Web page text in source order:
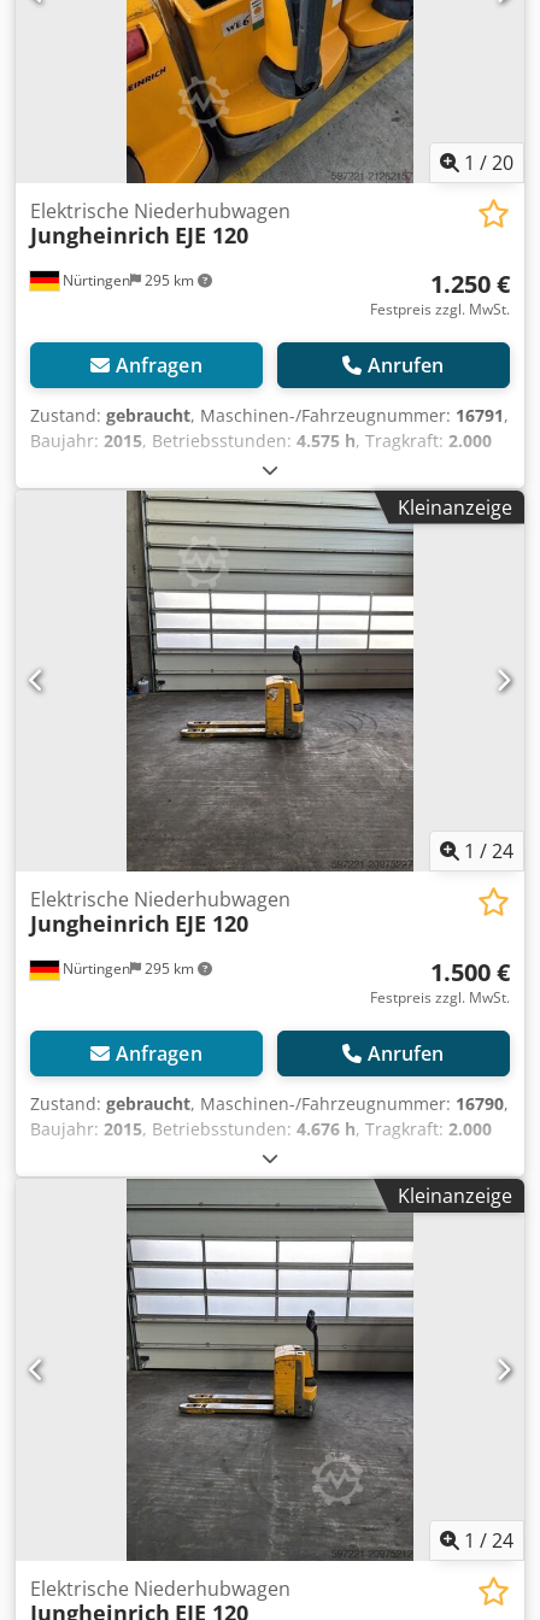
1 /20
Nürtingen 295 km
Elektrische Niederhubwagen
Jungheinrich EJE 120
1.250 €
Festpreis zzgl. MwSt.
Anfragen Anrufen
Zustand: gebraucht, Maschinen-/Fahrzeugnummer: 16791,
Baujahr: 2015, Betriebsstunden: 4.575 h, Tragkraft: 2.000
, Lastschwerpunkt:
Kraftstofftyp:elektrisch, Masttyp:Sonstige, Bauhöhe:
, Batteriespannung: 24 V, Gabellänge:1.150 mm,
Gesamtgewicht:551 kg, 5078336 Seriennummer: 98133439
Cjdpfxsyk N Iqs Aa Dsrf Batterie-Details: 24 V, 2 TPzS, 250
Ah (Baujahr 2019)
Kleinanzeige
1 /24
Nürtingen 295 km
Elektrische Niederhubwagen
Jungheinrich EJE 120
1.500 €
Festpreis zzgl. MwSt.
Anfragen Anrufen
Zustand: gebraucht, Maschinen-/Fahrzeugnummer: 16790,
Baujahr: 2015, Betriebsstunden: 4.676 h, Tragkraft: 2.000
, Lastschwerpunkt:
Kraftstofftyp:elektrisch, Masttyp:Sonstige, Bauhöhe:
, Batteriespannung:24 V, Gesamtgewicht:551
, 5054103 Credpfx Asyadx Noa Dsf Seriennummer:
98143438 Batteriedetails: 24 V, 2 PzS, 250 Ah (2015)
Kleinanzeige
1 /24
Elektrische Niederhubwagen
Jungheinrich EJE 120